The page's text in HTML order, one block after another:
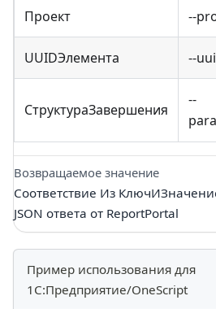
Проект --
UUIDЭлемента --
СтруктураЗавершения
--
Возвращаемое значение
Соответствие Из
JSON ответа от ReportPortal
Пример использования для
1С:Предприятие/OneScript